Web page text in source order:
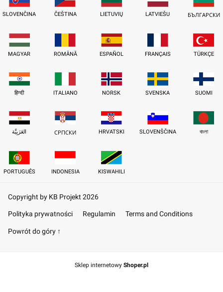
SLOVENČINA ČEŠTINA LIETUVIŲ LATVIEŠU БЪЛГАРСКИ
MAGYAR ROMÂNĂ ESPAÑOL FRANÇAIS TÜRKÇE
हिन्दी ITALIANO NORSK SVENSKA SUOMI
العَرَبِيَّة СРПСКИ HRVATSKI SLOVENŠČINA বাংলা
PORTUGUÊS INDONESIA KISWAHILI
Copyright by KB Projekt 2026
Polityka prywatności Regulamin Terms and Conditions
Powrót do góry ↑
Sklep internetowy Shoper.pl